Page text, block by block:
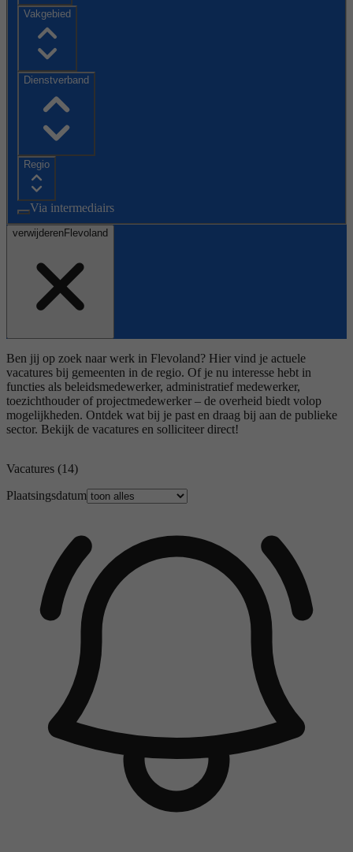
Ben jij op zoek naar werk in Flevoland? Hier vind je actuele
vacatures bij gemeenten in de regio. Of je nu interesse hebt in
functies als beleidsmedewerker, administratief medewerker,
toezichthouder of projectmedewerker – de overheid biedt volop
mogelijkheden. Ontdek wat bij je past en draag bij aan de publieke
sector. Bekijk de vacatures en solliciteer direct!
Vakgebied
Dienstverband
Regio
Via intermediairs
verwijderenFlevoland
Vacatures (14)
Plaatsingsdatum